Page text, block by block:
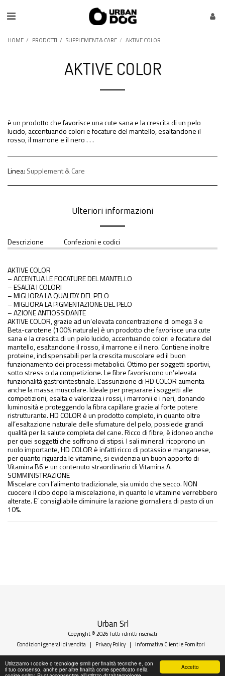
Accetto
Utilizziamo i cookie o tecnologie simili per finalità tecniche e, con
il tuo consenso, anche per altre finalità come specificato nella
HOME PRODOTTI SUPPLEMENT & CARE AKTIVE COLOR
AKTIVE COLOR
è un prodotto che favorisce una cute sana e la crescita di un pelo
lucido, accentuando colori e focature del mantello, esaltandone il
rosso, il marrone e il nero . . .
Linea: Supplement & Care
Ulteriori informazioni
Descrizione Confezioni e codici
AKTIVE COLOR
– ACCENTUA LE FOCATURE DEL MANTELLO
– ESALTA I COLORI
– MIGLIORA LA QUALITA’ DEL PELO
– MIGLIORA LA PIGMENTAZIONE DEL PELO
– AZIONE ANTIOSSIDANTE
AKTIVE COLOR, grazie ad un’elevata concentrazione di omega 3 e
Beta-carotene (100% naturale) è un prodotto che favorisce una cute
sana e la crescita di un pelo lucido, accentuando colori e focature del
mantello, esaltandone il rosso, il marrone e il nero. Contiene inoltre
proteine, indispensabili per la crescita muscolare ed il buon
funzionamento dei processi metabolici. Ottimo per soggetti sportivi,
sotto stress o da competizione. Le fibre favoriscono un’elevata
funzionalità gastrointestinale. L’assunzione di HD COLOR aumenta
anche la massa muscolare. Ideale per preparare i soggetti alle
competizioni, esalta e valorizza i rossi, i marronii e i neri, donando
luminosità e proteggendo la fibra capillare grazie al forte potere
ristrutturante. HD COLOR è un prodotto completo, in quanto oltre
all’esaltazione naturale delle sfumature del pelo, possiede grandi
qualità per la salute completa del cane. Ricco di fibre, è idoneo anche
per quei soggetti che soffrono di stipsi. I sali minerali ricoprono un
ruolo importante, HD COLOR è infatti ricco di potassio e manganese,
per quanto riguarda le vitamine, si evidenzia un buon apporto di
Vitamina B6 e un contenuto straordinario di Vitamina A.
SOMMINISTRAZIONE
Miscelare con l’alimento tradizionale, sia umido che secco. NON
cuocere il cibo dopo la miscelazione, in quanto le vitamine verrebbero
alterate. E’ consigliabile diminuire la razione giornaliera di pasto di un
10%.
Urban Srl
Copyright © 2026 Tutti i diritti riservati
Condizioni generali di vendita| Privacy Policy| Informativa Clienti e Fornitori